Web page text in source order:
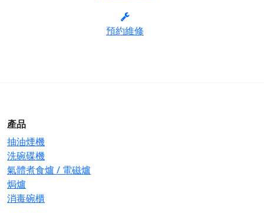
預約維修
產品
抽油煙機
洗碗碟機
氣體煮食爐 / 電磁爐
焗爐
消毒碗櫃